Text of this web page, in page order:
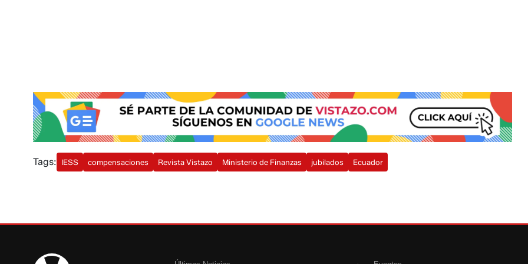
Tags: IESS compensaciones Revista Vistazo Ministerio de Finanzas jubilados Ecuador